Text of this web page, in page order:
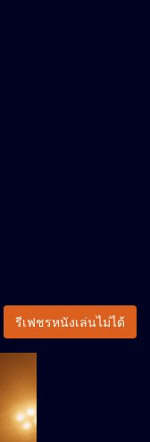
รีเฟชรหนังเล่นไม่ได้